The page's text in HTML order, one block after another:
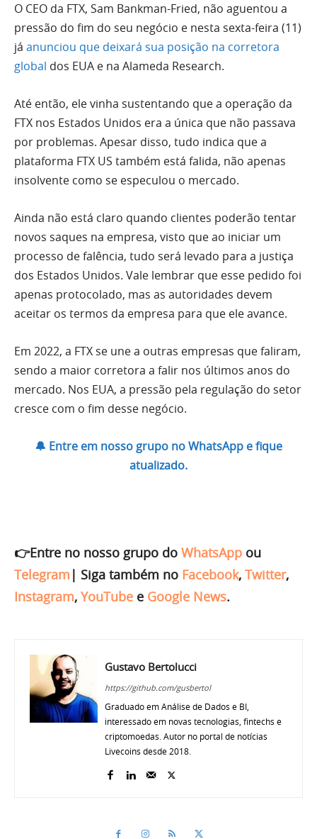
O CEO da FTX, Sam Bankman-Fried, não aguentou a
pressão do fim do seu negócio e nesta sexta-feira (11)
já anunciou que deixará sua posição na corretora
global dos EUA e na Alameda Research.
Até então, ele vinha sustentando que a operação da
FTX nos Estados Unidos era a única que não passava
por problemas. Apesar disso, tudo indica que a
plataforma FTX US também está falida, não apenas
insolvente como se especulou o mercado.
Ainda não está claro quando clientes poderão tentar
novos saques na empresa, visto que ao iniciar um
processo de falência, tudo será levado para a justiça
dos Estados Unidos. Vale lembrar que esse pedido foi
apenas protocolado, mas as autoridades devem
aceitar os termos da empresa para que ele avance.
Em 2022, a FTX se une a outras empresas que faliram,
sendo a maior corretora a falir nos últimos anos do
mercado. Nos EUA, a pressão pela regulação do setor
cresce com o fim desse negócio.
🔔 Entre em nosso grupo no WhatsApp e fique
atualizado.
👉Entre no nosso grupo do WhatsApp ou
Telegram | Siga também no Facebook, Twitter,
Instagram, YouTube e Google News.
Gustavo Bertolucci
https://github.com/gusbertol
Graduado em Análise de Dados e BI,
interessado em novas tecnologias, fintechs e
criptomoedas. Autor no portal de notícias
Livecoins desde 2018.